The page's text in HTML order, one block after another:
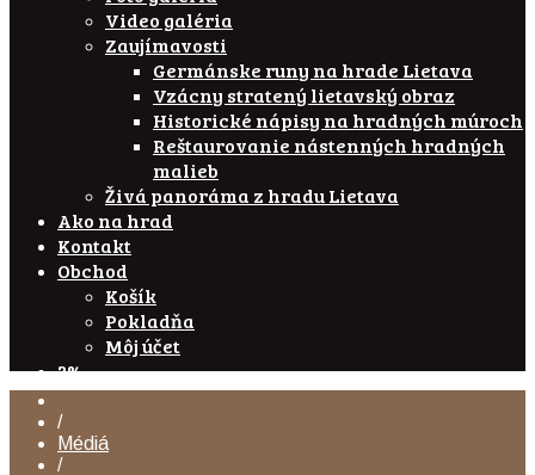
Video galéria
Zaujímavosti
Germánske runy na hrade Lietava
Vzácny stratený lietavský obraz
Historické nápisy na hradných múroch
Reštaurovanie nástenných hradných
malieb
Živá panoráma z hradu Lietava
Ako na hrad
Kontakt
Obchod
Košík
Pokladňa
Môj účet
2%
/
Médiá
/